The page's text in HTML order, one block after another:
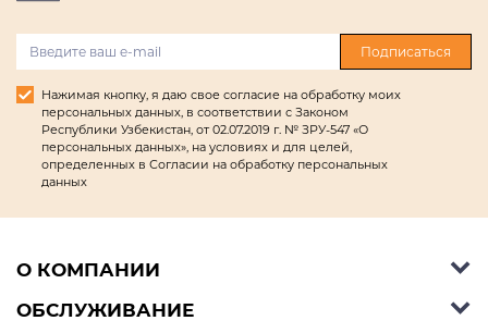
Подписаться
Нажимая кнопку, я даю свое согласие на обработку моих
персональных данных, в соответствии с Законом
Республики Узбекистан, от 02.07.2019 г. № ЗРУ-547 «О
персональных данных», на условиях и для целей,
определенных в Согласии на обработку персональных
данных
О КОМПАНИИ
Об Ashley Furniture HomeStore
ОБСЛУЖИВАНИЕ